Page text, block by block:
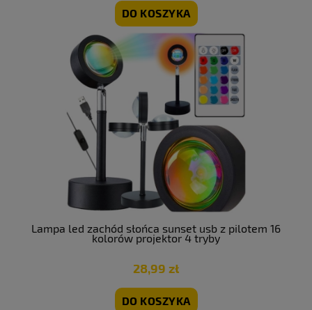
DO KOSZYKA
Lampa led zachód słońca sunset usb z pilotem 16
kolorów projektor 4 tryby
28,99 zł
DO KOSZYKA